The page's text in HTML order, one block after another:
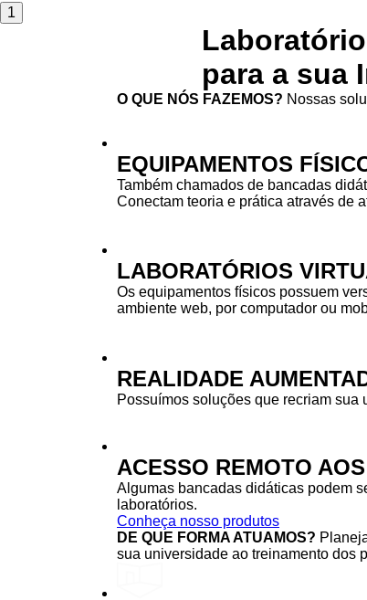
1
para a sua
O QUE NÓS FAZEMOS? Nossas
EQUIPAMENTOS
Também chamados de bancadas
Conectam teoria e prática através de
LABORATÓRIOS
Os equipamentos físicos possuem
ambiente web, por computador ou
REALIDADE
Possuímos soluções que recriam
ACESSO REMOTO
Algumas bancadas didáticas podem
laboratórios.
Conheça nosso produtos
DE QUE FORMA ATUAMOS?
sua universidade ao treinamento dos